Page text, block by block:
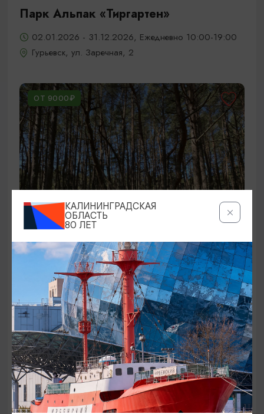
Парк Альпак «Тиргартен»
02.01.2026 - 31.12.2026, Ежедневно 10:00-19:00
Гурьевск, ул. Заречная, 2
ОТ 9000₽
ЭКСКУРСИИ УЧРЕЖДЕНИЙ КУЛЬТУРЫ
Аудиоспектакль «Истории Куршской
косы»
01.02.2026 - 31.12.2026, 13:00
Куршская коса
ОТ 2500₽
КАЛИНИНГРАДСКАЯ
ОБЛАСТЬ
80 ЛЕТ